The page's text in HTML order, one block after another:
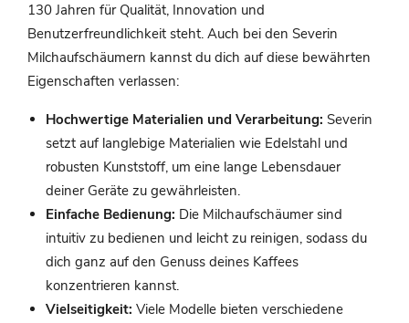
130 Jahren für Qualität, Innovation und
Benutzerfreundlichkeit steht. Auch bei den Severin
Milchaufschäumern kannst du dich auf diese bewährten
Eigenschaften verlassen:
Hochwertige Materialien und Verarbeitung: Severin
setzt auf langlebige Materialien wie Edelstahl und
robusten Kunststoff, um eine lange Lebensdauer
deiner Geräte zu gewährleisten.
Einfache Bedienung: Die Milchaufschäumer sind
intuitiv zu bedienen und leicht zu reinigen, sodass du
dich ganz auf den Genuss deines Kaffees
konzentrieren kannst.
Vielseitigkeit: Viele Modelle bieten verschiedene